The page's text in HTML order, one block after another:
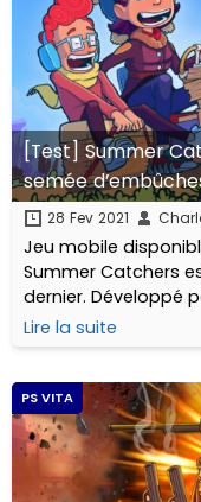
[Test] Summer
semée
28 Fev 2021
Jeu mobile
Summer Catchers
dernier. Développé
par Noodlecake, ce
?) airs d’endless
Lire la suite
PS VITA